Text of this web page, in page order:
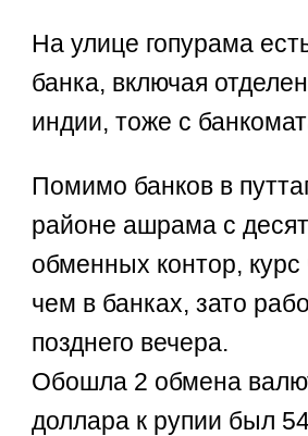
На улице гопурама
банка, включая
индии, тоже с
Помимо банков в
районе ашрама с
обменных контор, курс
чем в банках, зато
позднего вечера.
Обошла 2 обмена
доллара к рупии был